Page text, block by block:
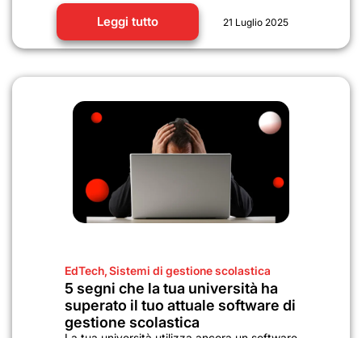
Leggi tutto 21 Luglio 2025
EdTech,Sistemi di gestione scolastica
5 segni che la tua università ha
superato il tuo attuale software di
gestione scolastica